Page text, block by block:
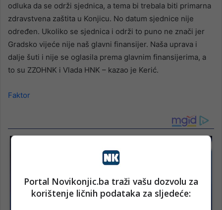
odluka da se održi sjednica, a tema bi trebala biti primarna
zdravstvena zaštita u Konjicu. No datum sjednice nije
određen. Ukoliko se sjednica i održi to puno ne znači jer
Gradsko vijeće nije naš glavni finansijer. Naša uprava i
dalje šuti i nije se oglasila prema glavnim finansijerima, a
to su ZZOHNK i Vlada HNK – kazao je Kerić.
Faktor
Portal Novikonjic.ba traži vašu dozvolu za
korištenje ličnih podataka za sljedeće: